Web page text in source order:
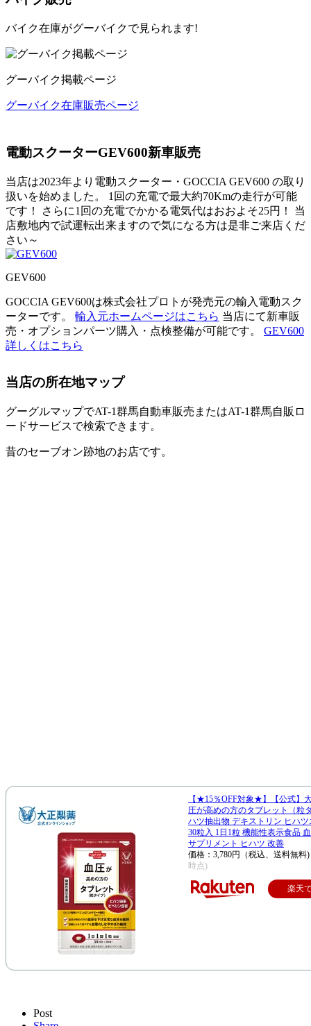
バイク在庫がグーバイクで見られます!
グーバイク掲載ページ
グーバイク在庫販売ページ
電動スクーターGEV600新車販売
当店は2023年より電動スクーター・GOCCIA GEV600 の取り
扱いを始めました。 1回の充電で最大約70Kmの走行が可能
です！ さらに1回の充電でかかる電気代はおおよそ25円！ 当
店敷地内で試運転出来ますので気になる方は是非ご来店くだ
さい～
GEV600
GOCCIA GEV600は株式会社プロトが発売元の輸入電動スク
ーターです。 輸入元ホームページはこちら 当店にて新車販
売・オプションパーツ購入・点検整備が可能です。 GEV600
詳しくはこちら
当店の所在地マップ
グーグルマップでAT-1群馬自動車販売またはAT-1群馬自販ロ
ードサービスで検索できます。
昔のセーブオン跡地のお店です。
【★15％OFF対象★】【公式】
圧が高めの方のタブレット（粒
ハツ抽出物 デキストリン ヒハツ
30粒入 1日1粒 機能性表示食品
サプリメント ヒハツ 改善
価格：3,780円（税込、送料無料)
時点)
楽天
Post